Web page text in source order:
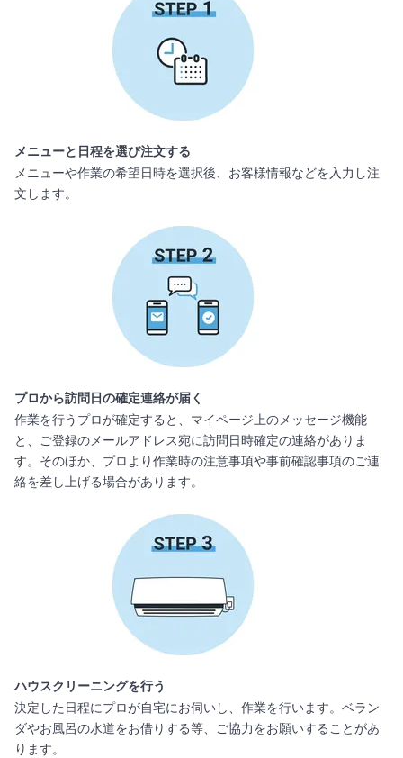
メニューと日程を選び注文する
メニューや作業の希望日時を選択後、お客様情報などを入力し注
文します。
プロから訪問日の確定連絡が届く
作業を行うプロが確定すると、マイページ上のメッセージ機能
と、ご登録のメールアドレス宛に訪問日時確定の連絡がありま
す。そのほか、プロより作業時の注意事項や事前確認事項のご連
絡を差し上げる場合があります。
ハウスクリーニングを行う
決定した日程にプロが自宅にお伺いし、作業を行います。ベラン
ダやお風呂の水道をお借りする等、ご協力をお願いすることがあ
ります。